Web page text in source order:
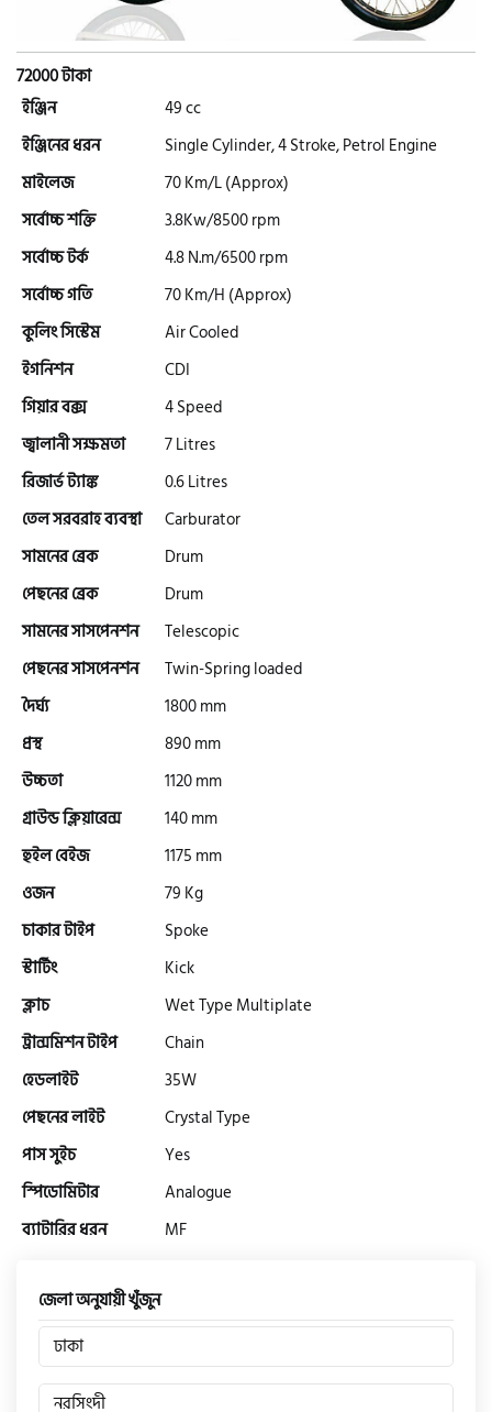
আকিজ (Akij)
জারা (Zaara)
কাওয়াসাকি (Kawasaki)
এস ওয়াই এম (SYM)
ভেসপা (Vespa)
বেনেলি (Benelli)
বেনেট (Bennett)
হারলি ডেভিডসন
রিগাল র‍্যাপটার (Regal Raptor)
অ্যাটলাস জংশেন
পিএইচপি (PHP)
জিপিএক্স (GPX)
72000 টাকা
ইঞ্জিন
49 cc
ইঞ্জিনের ধরন
Single Cylinder, 4 Stroke, Petrol Engine
মাইলেজ
70 Km/L (Approx)
সর্বোচ্চ শক্তি
3.8Kw/8500 rpm
সর্বোচ্চ টর্ক
4.8 N.m/6500 rpm
সর্বোচ্চ গতি
70 Km/H (Approx)
কুলিং সিস্টেম
Air Cooled
ইগনিশন
CDI
গিয়ার বক্স
4 Speed
জ্বালানী সক্ষমতা
7 Litres
রিজার্ভ ট্যাঙ্ক
0.6 Litres
তেল সরবরাহ ব্যবস্থা
Carburator
সামনের ব্রেক
Drum
পেছনের ব্রেক
Drum
সামনের সাসপেনশন
Telescopic
পেছনের সাসপেনশন
Twin-Spring loaded
দৈর্ঘ্য
1800 mm
প্রস্থ
890 mm
উচ্চতা
1120 mm
গ্রাউন্ড ক্লিয়ারেন্স
140 mm
হুইল বেইজ
1175 mm
ওজন
79 Kg
চাকার টাইপ
Spoke
স্টার্টিং
Kick
ক্লাচ
Wet Type Multiplate
ট্রান্সমিশন টাইপ
Chain
হেডলাইট
35W
পেছনের লাইট
Crystal Type
পাস সুইচ
Yes
স্পিডোমিটার
Analogue
ব্যাটারির ধরন
MF
জেলা অনুযায়ী খুঁজুন
ঢাকা
নরসিংদী